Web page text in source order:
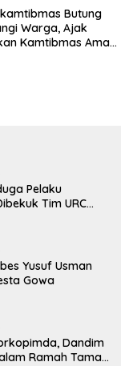
Butung
Warga, Ajak
Kamtibmas Aman
Pelaku
Tim URC
Yusuf Usman
Gowa
Dandim
Ramah Tamah